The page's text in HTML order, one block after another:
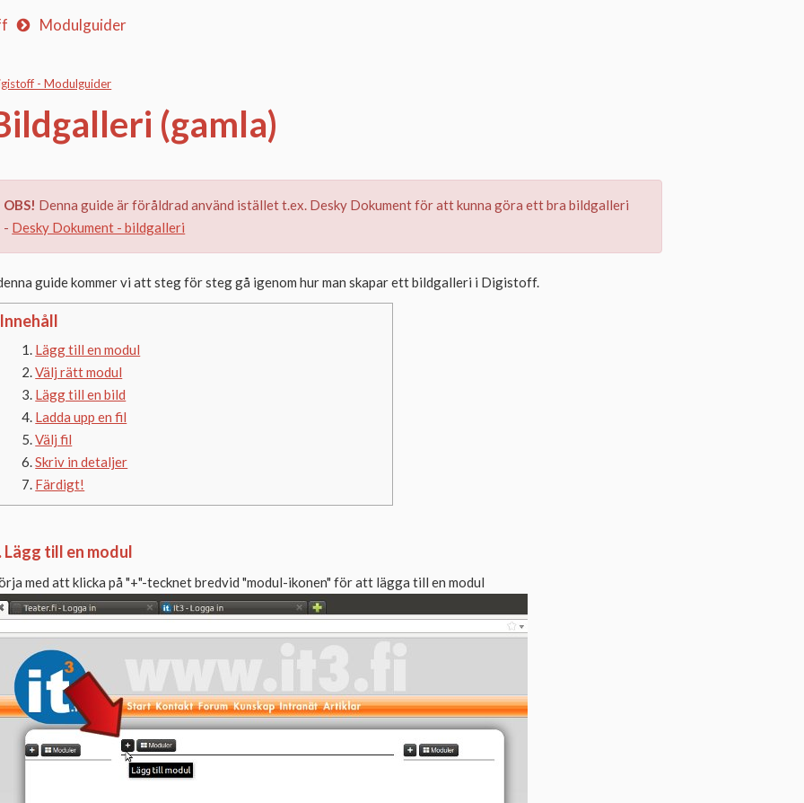
Modulguider
- Modulguider
(gamla)
OBS! Denna guide är föråldrad använd istället t.ex. Desky Dokument för att kunna göra ett bra bildgalleri
- Desky Dokument - bildgalleri
guide kommer vi att steg för steg gå igenom hur man skapar ett bildgalleri i Digistoff.
Innehåll
Lägg till en modul
Välj rätt modul
Lägg till en bild
Ladda upp en fil
Välj fil
Skriv in detaljer
Färdigt!
Lägg till en modul
med att klicka på "+"-tecknet bredvid "modul-ikonen" för att lägga till en modul